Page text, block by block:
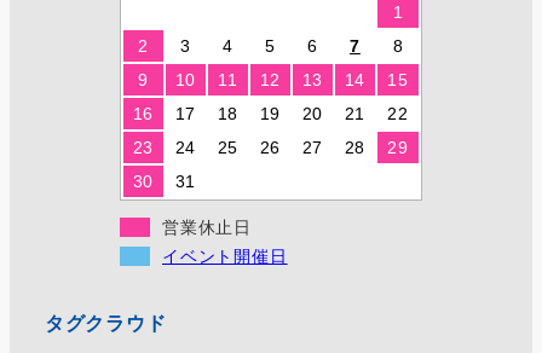
1
2
3 4 5 6 7
8
9
10 11 12 13 14
15
16
17 18 19 20 21
22
23
24 25 26 27 28
29
30
31
営業休止日
イベント開催日
タグクラウド